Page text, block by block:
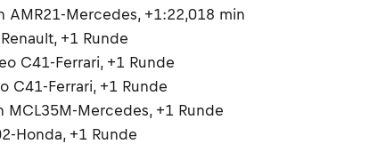
AMR21-Mercedes, +1:22,018 min
+1 Runde
C41-Ferrari, +1 Runde
C41-Ferrari, +1 Runde
MCL35M-Mercedes, +1 Runde
Honda, +1 Runde